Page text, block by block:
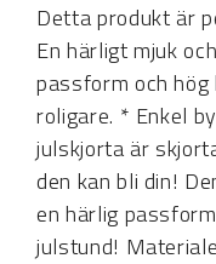
Detta produkt är
En härligt mjuk
passform och
roligare. * Enkel
julskjorta är
den kan bli din!
en härlig
julstund!